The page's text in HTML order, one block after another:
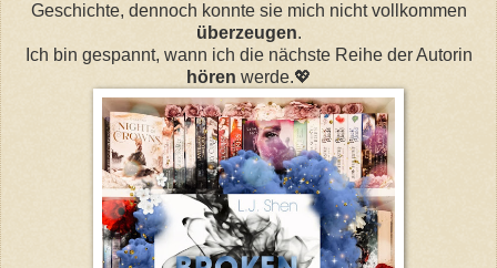
Geschichte, dennoch konnte sie mich nicht vollkommen
überzeugen.
Ich bin gespannt, wann ich die nächste Reihe der Autorin
hören werde.💖